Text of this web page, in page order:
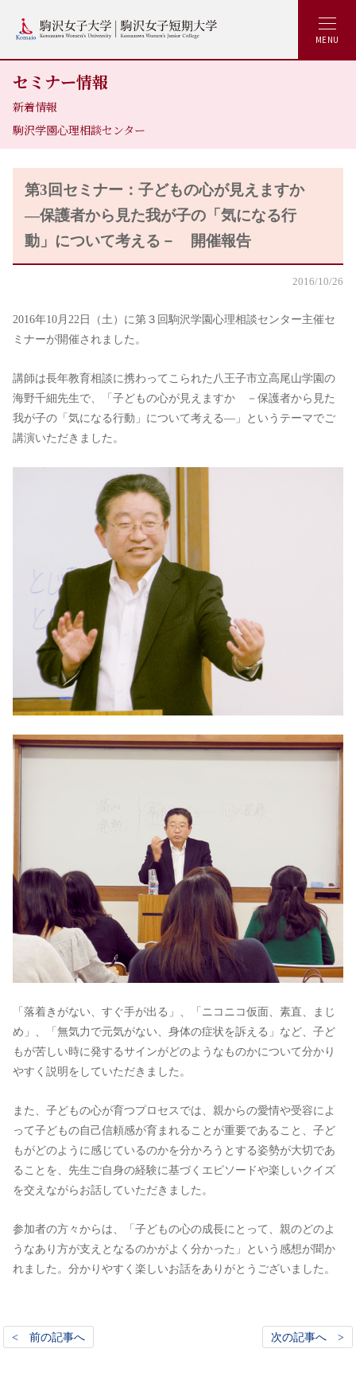
MENU
セミナー情報
新着情報
駒沢学園心理相談センター
第3回セミナー：子どもの心が見えますか
―保護者から見た我が子の「気になる行
動」について考える－ 開催報告
2016/10/26
2016年10月22日（土）に第３回駒沢学園心理相談センター主催セ
ミナーが開催されました。
講師は長年教育相談に携わってこられた八王子市立高尾山学園の
海野千細先生で、「子どもの心が見えますか －保護者から見た
我が子の「気になる行動」について考える―」というテーマでご
講演いただきました。
「落着きがない、すぐ手が出る」、「ニコニコ仮面、素直、まじ
め」、「無気力で元気がない、身体の症状を訴える」など、子ど
もが苦しい時に発するサインがどのようなものかについて分かり
やすく説明をしていただきました。
また、子どもの心が育つプロセスでは、親からの愛情や受容によ
って子どもの自己信頼感が育まれることが重要であること、子ど
もがどのように感じているのかを分かろうとする姿勢が大切であ
ることを、先生ご自身の経験に基づくエピソードや楽しいクイズ
を交えながらお話していただきました。
参加者の方々からは、「子どもの心の成長にとって、親のどのよ
うなあり方が支えとなるのかがよく分かった」という感想が聞か
れました。分かりやすく楽しいお話をありがとうございました。
< 前の記事へ 次の記事へ >